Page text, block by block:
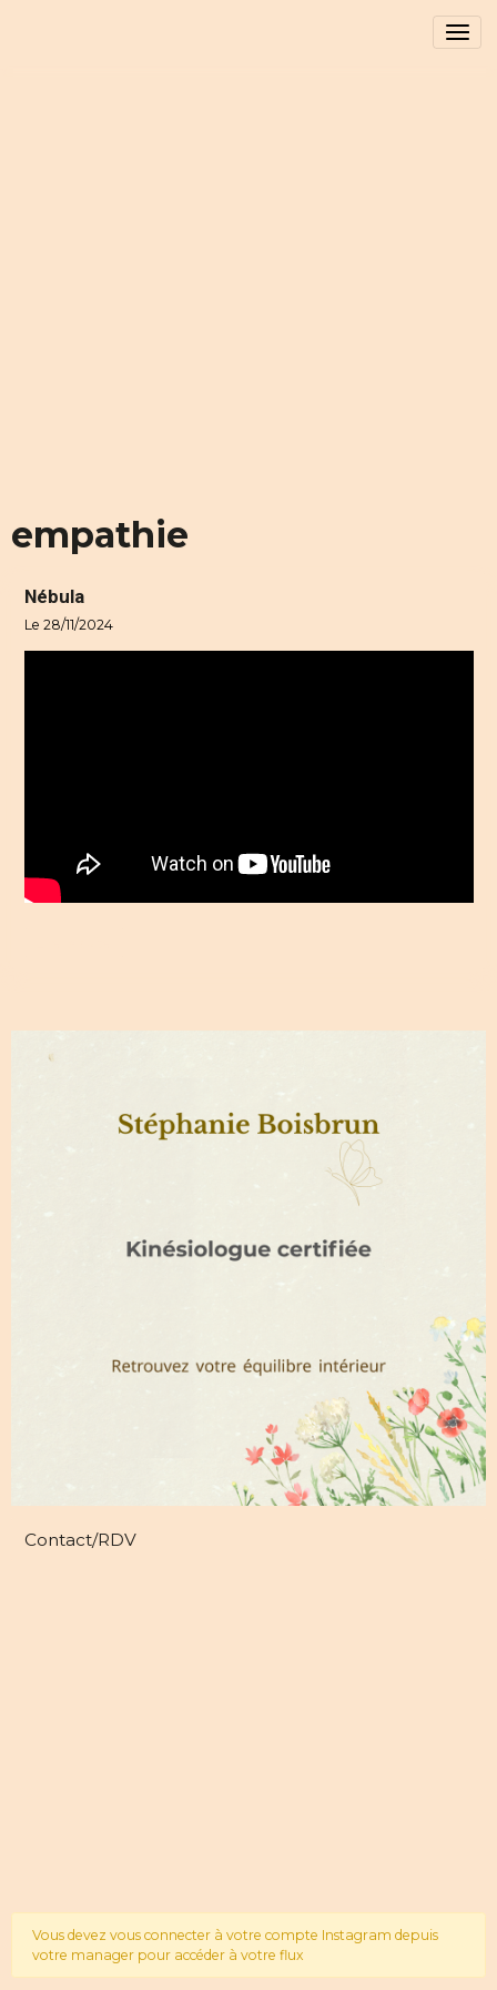
empathie
Nébula
Le 28/11/2024
Contact/RDV
Vous devez vous connecter à votre compte Instagram depuis
votre manager pour accéder à votre flux